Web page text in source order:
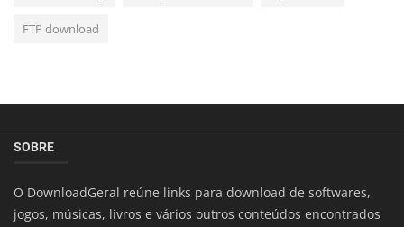
FTP download
SOBRE
O DownloadGeral reúne links para download de softwares,
jogos, músicas, livros e vários outros conteúdos encontrados